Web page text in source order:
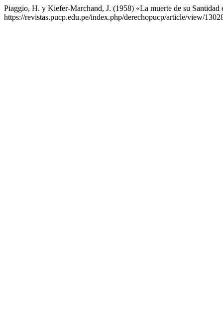
Piaggio, H. y Kiefer-Marchand, J. (1958) «La muerte de su
https://revistas.pucp.edu.pe/index.php/derechopucp/article/view/